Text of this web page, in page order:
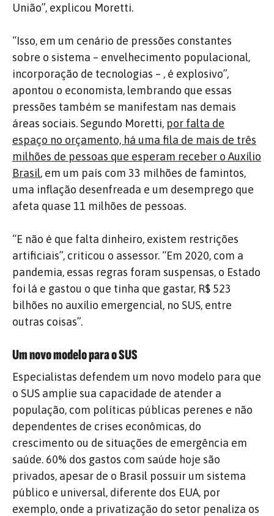
União”, explicou Moretti.
“Isso, em um cenário de pressões constantes
sobre o sistema – envelhecimento populacional,
incorporação de tecnologias – , é explosivo”,
apontou o economista, lembrando que essas
pressões também se manifestam nas demais
áreas sociais. Segundo Moretti, por falta de
espaço no orçamento, há uma fila de mais de três
milhões de pessoas que esperam receber o Auxílio
Brasil, em um país com 33 milhões de famintos,
uma inflação desenfreada e um desemprego que
afeta quase 11 milhões de pessoas.
“E não é que falta dinheiro, existem restrições
artificiais”, criticou o assessor. “Em 2020, com a
pandemia, essas regras foram suspensas, o Estado
foi lá e gastou o que tinha que gastar, R$ 523
bilhões no auxílio emergencial, no SUS, entre
outras coisas”.
Um novo modelo para o SUS
Especialistas defendem um novo modelo para que
o SUS amplie sua capacidade de atender a
população, com políticas públicas perenes e não
dependentes de crises econômicas, do
crescimento ou de situações de emergência em
saúde. 60% dos gastos com saúde hoje são
privados, apesar de o Brasil possuir um sistema
público e universal, diferente dos EUA, por
exemplo, onde a privatização do setor penaliza os